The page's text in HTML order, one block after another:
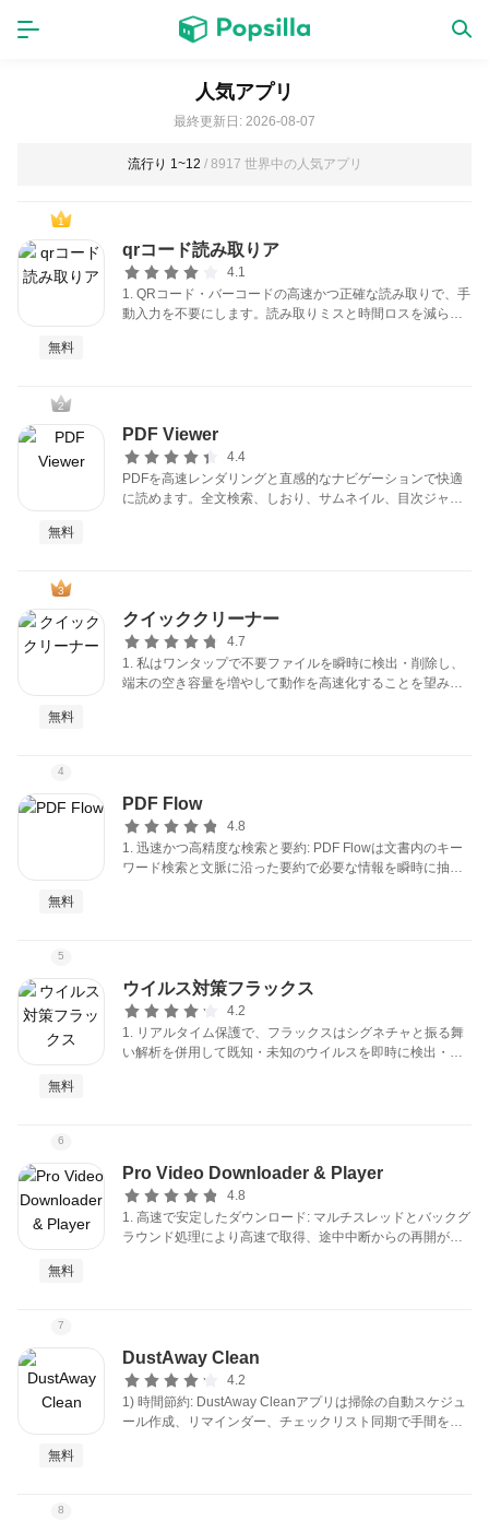
LINE無料スタンプ
無料猫ミーム
人気アプリ
最終更新日: 2026-08-07
流行り 1~12 / 8917 世界中の人気アプリ
1
無料
qrコード読み取りア
4.1
1. QRコード・バーコードの高速かつ正確な読み取りで、手
動入力を不要にします。読み取りミスと時間ロスを減ら
2
無料
PDF Viewer
4.4
PDFを高速レンダリングと直感的なナビゲーションで快適
に読めます。全文検索、しおり、サムネイル、目次ジャン
3
無料
クイッククリーナー
4.7
1. 私はワンタップで不要ファイルを瞬時に検出・削除し、
端末の空き容量を増やして動作を高速化することを望みま
4
無料
PDF Flow
4.8
1. 迅速かつ高精度な検索と要約: PDF Flowは文書内のキー
ワード検索と文脈に沿った要約で必要な情報を瞬時に抽出
5
無料
ウイルス対策フラックス
4.2
1. リアルタイム保護で、フラックスはシグネチャと振る舞
い解析を併用して既知・未知のウイルスを即時に検出・自
6
無料
Pro Video Downloader & Player
4.8
1. 高速で安定したダウンロード: マルチスレッドとバックグ
ラウンド処理により高速で取得、途中中断からの再開が可
7
無料
DustAway Clean
4.2
1) 時間節約: DustAway Cleanアプリは掃除の自動スケジュ
ール作成、リマインダー、チェックリスト同期で手間を削
8